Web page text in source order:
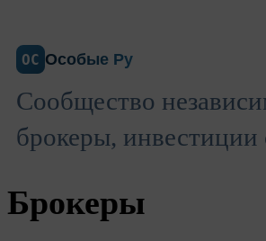
ОС Особые Ру
Сообщество
брокеры, инвестиции
Брокеры